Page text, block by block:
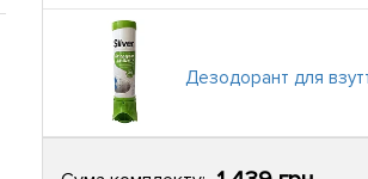
Дезодорант для